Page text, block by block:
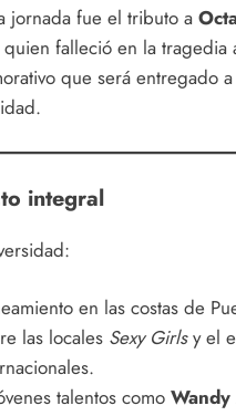
jornada fue el tributo a
falleció en la
que será entregado
integral
en las costas de
las locales Sexy Girlsy el
talentos como